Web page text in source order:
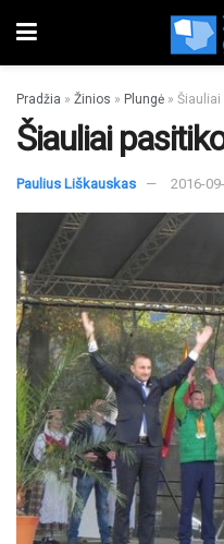
Pradžia » Žinios » Plungė » Šiauliai
Šiauliai
Paulius Liškauskas 2016-